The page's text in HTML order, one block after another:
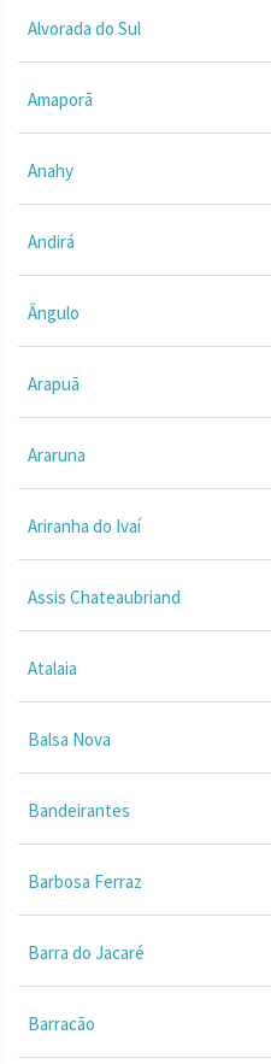
Alvorada do Sul
Amaporã
Anahy
Andirá
Ângulo
Arapuã
Araruna
Ariranha do Ivaí
Assis Chateaubriand
Atalaia
Balsa Nova
Bandeirantes
Barbosa Ferraz
Barra do Jacaré
Barracão